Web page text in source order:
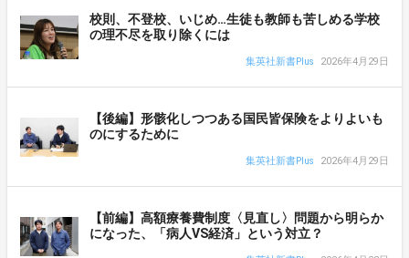
校則、不登校、いじめ…生徒も教師も苦しめる学校
の理不尽を取り除くには
集英社新書Plus 2026年4月29日
【後編】形骸化しつつある国民皆保険をよりよいも
のにするために
集英社新書Plus 2026年4月29日
【前編】高額療養費制度〈見直し〉問題から明らか
になった、「病人VS経済」という対立？